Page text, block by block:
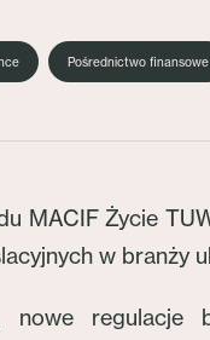
Pośrednictwo finansowe
MACIF Życie
w branży
nowe